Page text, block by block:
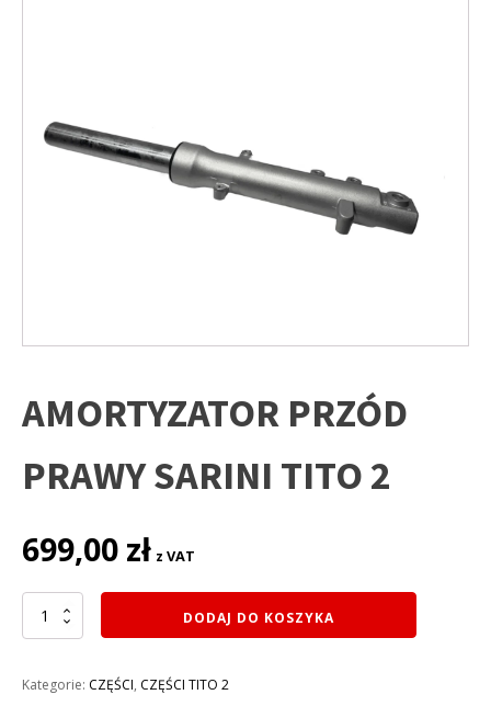
AMORTYZATOR PRZÓD
PRAWY SARINI TITO 2
699,00 zł z VAT
ilość
AMORTYZATOR
SARINI
DODAJ DO KOSZYKA
Kategorie: CZĘŚCI, CZĘŚCI TITO 2